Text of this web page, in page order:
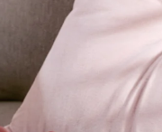
我的設備
我的訂單
我的地址
Español
Português
Русский
繁體中文